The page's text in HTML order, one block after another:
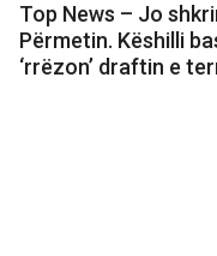
Top News – Jo
Përmetin. Këshilli
‘rrëzon’ draftin e